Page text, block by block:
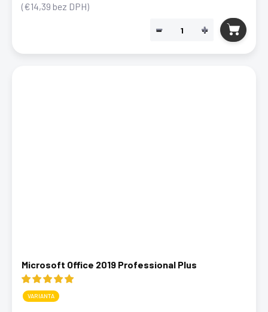
(€14,39 bez DPH)
+
−
Microsoft Office 2019 Professional Plus
VARIANTA